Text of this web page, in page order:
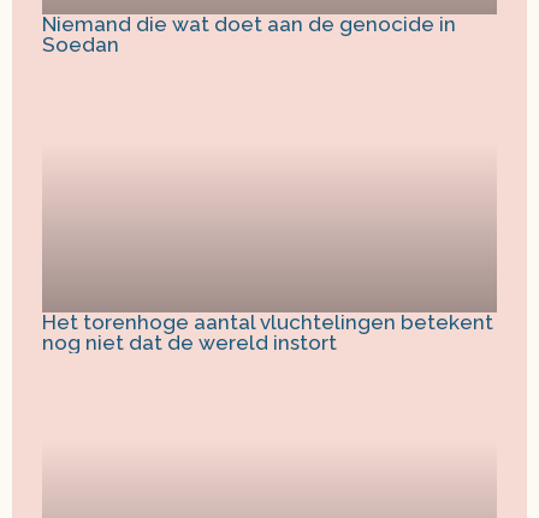
Niemand die wat doet aan de genocide in
Soedan
Het torenhoge aantal vluchtelingen betekent
nog niet dat de wereld instort